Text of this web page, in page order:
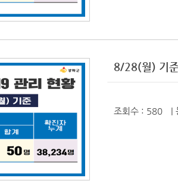
8/28(월) 기
조회수 : 580 |